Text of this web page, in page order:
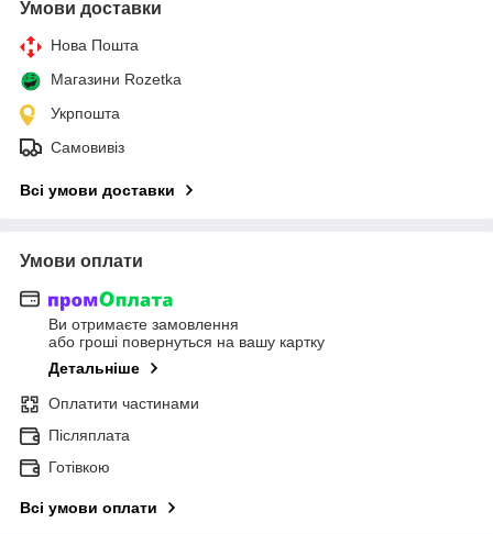
Умови доставки
Нова Пошта
Магазини Rozetka
Укрпошта
Самовивіз
Всі умови доставки
Умови оплати
Ви отримаєте замовлення
або гроші повернуться на вашу картку
Детальніше
Оплатити частинами
Післяплата
Готівкою
Всі умови оплати